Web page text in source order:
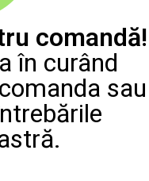
comandă!
în curând
sau